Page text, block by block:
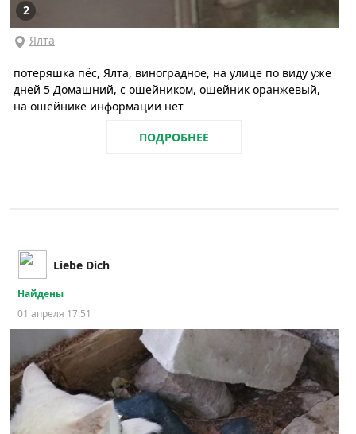
2
Ялта
потеряшка пёс, Ялта, виноградное, на улице по виду уже
дней 5 Домашний, с ошейником, ошейник оранжевый,
на ошейнике информации нет
ПОДРОБНЕЕ
Liebe Dich
Найдены
01 апреля 17:51